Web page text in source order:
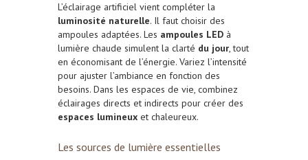
L’éclairage artificiel vient compléter la
luminosité naturelle. Il faut choisir des
ampoules adaptées. Les ampoules LED à
lumière chaude simulent la clarté du jour, tout
en économisant de l’énergie. Variez l’intensité
pour ajuster l’ambiance en fonction des
besoins. Dans les espaces de vie, combinez
éclairages directs et indirects pour créer des
espaces lumineux et chaleureux.
Les sources de lumière essentielles